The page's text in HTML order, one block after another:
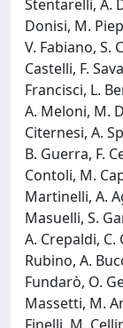
Stentarelli, A.
Donisi, M.
V. Fabiano, S.
Castelli, F.
Francisci, L.
A. Meloni, M.
Citernesi, A.
B. Guerra, F.
Contoli, M.
Martinelli, A.
Masuelli, S.
A. Crepaldi, C.
Rubino, A.
Fundarò, O.
Massetti, M.